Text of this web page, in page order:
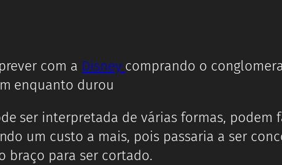
com a Disney comprando o
enquanto durou
ser interpretada de várias formas, podem
um custo a mais, pois passaria a ser
braço para ser cortado.